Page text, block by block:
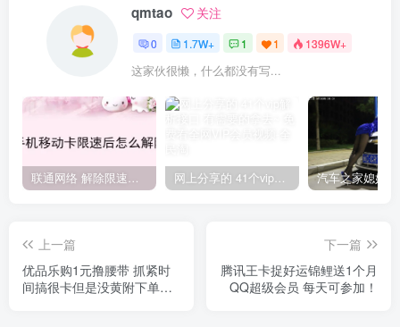
qmtao 关注
0 1.7W+ 1 1 1396W+
这家伙很懒，什么都没有写...
联通网络 解除限速方法参考！畅享、畅玩、老白干等及其它地区自测了 网上分享的 41个vip解析接口 有需要的拿去~ 免费看全网VIP会员视频
上一篇
优品乐购1元撸腰带 抓紧时
间搞很卡但是没黄附下单小
下一篇
腾讯王卡捉好运锦鲤送1个月
QQ超级会员 每天可参加！